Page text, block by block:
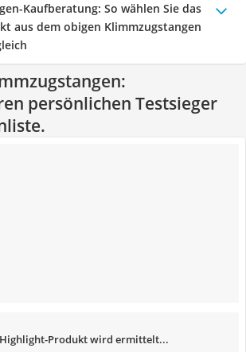
Kaufberatung: So wählen Sie das
aus dem obigen Klimmzugstangen
persönlichen Testsieger
Produkt wird ermittelt...